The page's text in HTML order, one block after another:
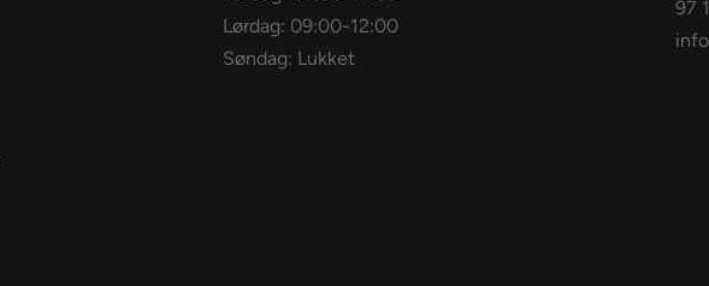
Lørdag: 09:00-12:00
Søndag: Lukket
97